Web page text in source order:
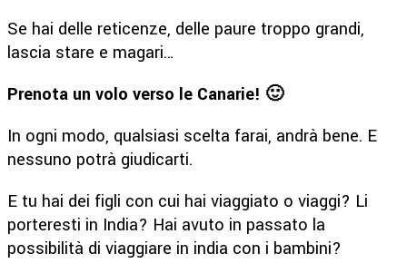
Se hai delle reticenze, delle paure troppo grandi,
lascia stare e magari…
Prenota un volo verso le Canarie! 🙂
In ogni modo, qualsiasi scelta farai, andrà bene. E
nessuno potrà giudicarti.
E tu hai dei figli con cui hai viaggiato o viaggi? Li
porteresti in India? Hai avuto in passato la
possibilità di viaggiare in india con i bambini?